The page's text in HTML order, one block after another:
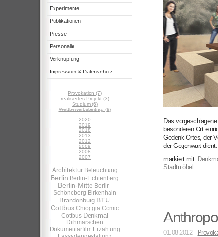
Experimente
Publikationen
Presse
Personalie
Verknüpfung
Impressum & Datenschutz
Provokation (7)
realisiertes Projekt (3)
Studium (6)
Wettbewerbsbeitrag (9)
2020
2019
2018
2013
2012
2009
2008
2007
Architektur Beleuchtung
Berlin Berlin-Lichtenberg
Berlin-Mitte Berlin-
Schöneberg Birkenhain
Brandenburg BTU
Cottbus Chioggia Comic
Cottbus Denkmal
Dithmarschen
Dokumentarfilm Erzählung
Das
besonderen Ort
Gedenk-Ortes, der
der Gegenwart
markiert mit:
Stadtmöbel
01.08.2012 -